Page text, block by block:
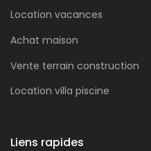
Location vacances
Achat maison
Vente terrain construction
Location villa piscine
Liens rapides